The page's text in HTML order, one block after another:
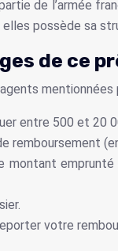
de l’armée
elles possède sa
de ce
entre 500 et 20
remboursement
montant
votre